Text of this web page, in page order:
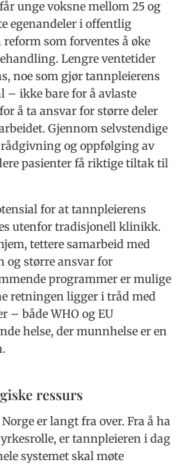
unge voksne mellom 25 og
egenandeler i offentlig
som forventes å øke
Lengre ventetider
noe som gjør tannpleierens
– ikke bare for å avlaste
å ta ansvar for større deler
Gjennom selvstendige
og oppfølging av
pasienter få riktige tiltak til
for at tannpleierens
utenfor tradisjonell klinikk.
tettere samarbeid med
og større ansvar for
programmer er mulige
retningen ligger i tråd med
– både WHO og EU
helse, der munnhelse er en
ressurs
er langt fra over. Fra å ha
er tannpleieren i dag
systemet skal møte